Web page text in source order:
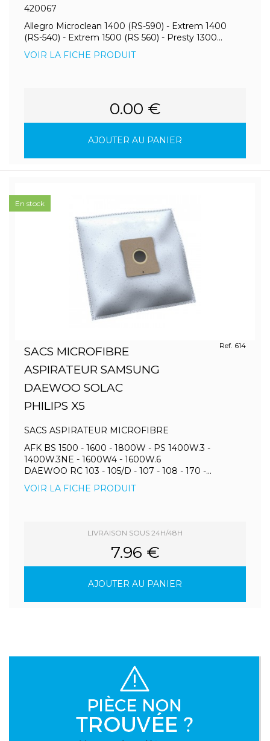
420067
Allegro Microclean 1400 (RS-590) - Extrem 1400
(RS-540) - Extrem 1500 (RS 560) - Presty 1300...
VOIR LA FICHE PRODUIT
0.00 €
AJOUTER AU PANIER
SACS MICROFIBRE
ASPIRATEUR SAMSUNG
DAEWOO SOLAC
PHILIPS X5
Ref. 614
SACS ASPIRATEUR MICROFIBRE
AFK BS 1500 - 1600 - 1800W - PS 1400W.3 -
1400W.3NE - 1600W4 - 1600W.6
DAEWOO RC 103 - 105/D - 107 - 108 - 170 -...
VOIR LA FICHE PRODUIT
LIVRAISON SOUS 24H/48H
7.96 €
AJOUTER AU PANIER
En stock